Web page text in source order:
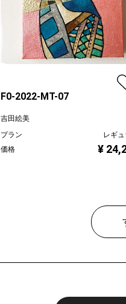
F0-2022-MT-07
吉田絵美
プラン
レギ
価格
¥